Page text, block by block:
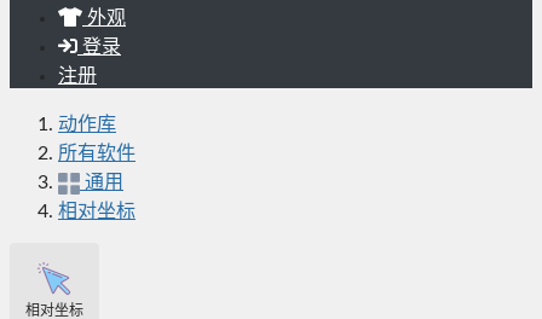
外观
登录
注册
动作库
所有软件
通用
相对坐标
相对坐标